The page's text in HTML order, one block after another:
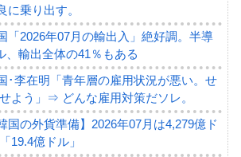
に乗り出す。
「2026年07月の輸出入」絶好調。半導
、輸出全体の41％もある
･李在明「青年層の雇用状況が悪い。せ
よう」⇒ どんな雇用対策だソレ。
韓国の外貨準備】2026年07月は4,279億ド
19.4億ドル」